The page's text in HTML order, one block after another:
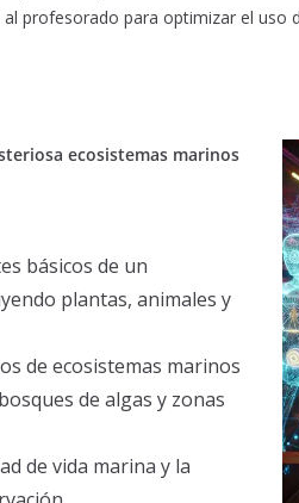
profesorado para optimizar el uso
ecosistemas marinos
básicos de un
plantas, animales y
de ecosistemas marinos
de algas y zonas
de vida marina y la